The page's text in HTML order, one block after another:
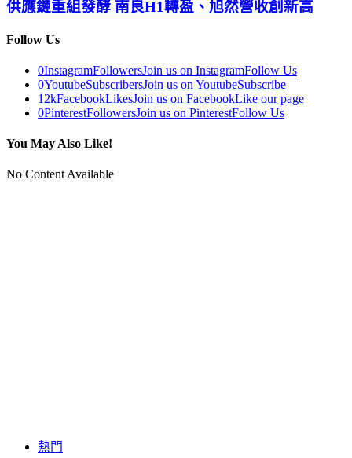
供應鏈重組發酵 南良H1轉盈、旭然營收創新高
Follow Us
0InstagramFollowersJoin us on InstagramFollow Us
0YoutubeSubscribersJoin us on YoutubeSubscribe
12kFacebookLikesJoin us on FacebookLike our page
0PinterestFollowersJoin us on PinterestFollow Us
You May Also Like!
No Content Available
熱門